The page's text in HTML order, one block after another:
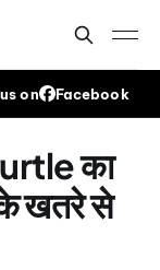
on Facebook
का
के खतरे से